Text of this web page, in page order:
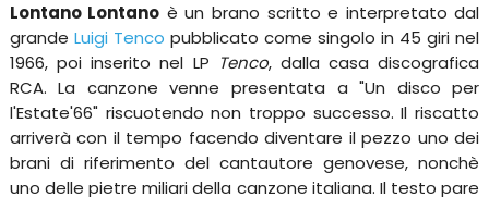
Lontano Lontano è un brano scritto e interpretato dal
grande Luigi Tenco pubblicato come singolo in 45 giri nel
1966, poi inserito nel LP Tenco, dalla casa discografica
RCA. La canzone venne presentata a "Un disco per
l'Estate'66" riscuotendo non troppo successo. Il riscatto
arriverà con il tempo facendo diventare il pezzo uno dei
brani di riferimento del cantautore genovese, nonchè
uno delle pietre miliari della canzone italiana. Il testo pare